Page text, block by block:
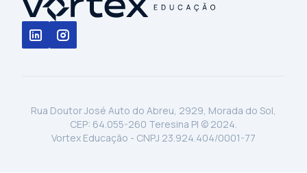
Rua Doutor José Auto do Abreu, 2929, Morada do Sol,
CEP: 64.055-260 Teresina PI © 2024.
Vortex Educação - CNPJ 23.924.404/0001-77